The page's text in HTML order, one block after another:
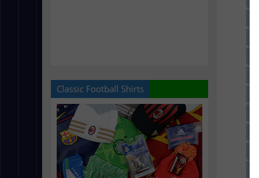
Classic Football Shirts